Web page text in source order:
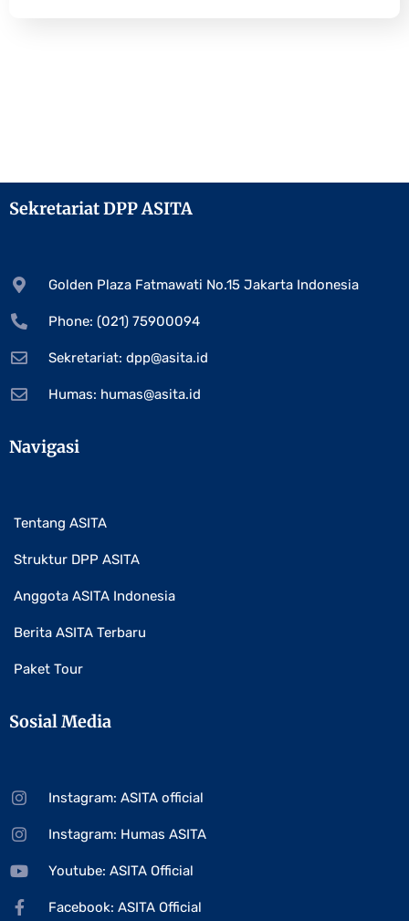
Sekretariat DPP ASITA
Golden Plaza Fatmawati No.15 Jakarta Indonesia
Phone: (021) 75900094
Sekretariat: dpp@asita.id
Humas: humas@asita.id
Navigasi
Tentang ASITA
Struktur DPP ASITA
Anggota ASITA Indonesia
Berita ASITA Terbaru
Paket Tour
Sosial Media
Instagram: ASITA official
Instagram: Humas ASITA
Youtube: ASITA Official
Facebook: ASITA Official